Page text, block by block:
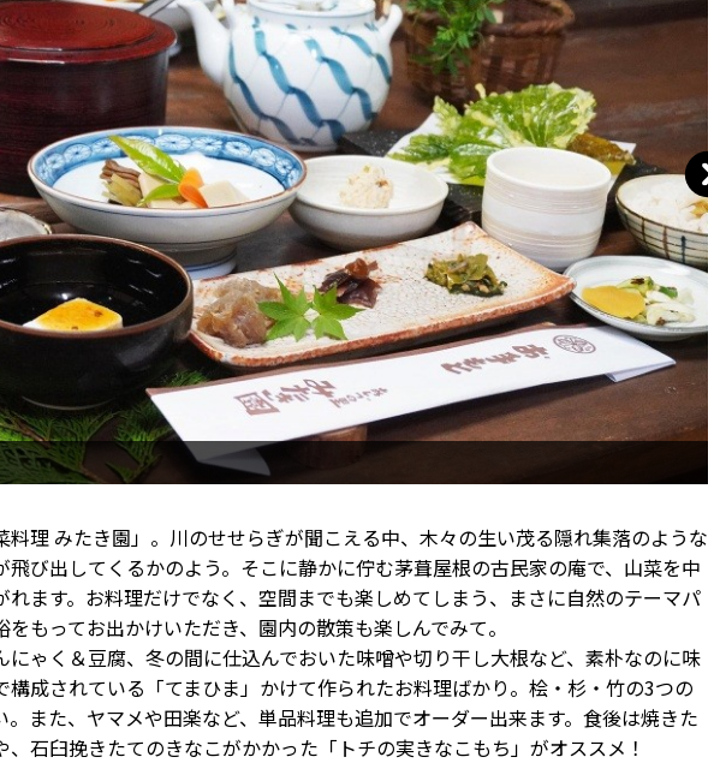
料理 みたき園」。川のせせらぎが聞こえる中、木々の生い茂る隠れ集落のような
飛び出してくるかのよう。そこに静かに佇む茅葺屋根の古民家の庵で、山菜を中
ます。お料理だけでなく、空間までも楽しめてしまう、まさに自然のテーマパ
もってお出かけいただき、園内の散策も楽しんでみて。
ゃく＆豆腐、冬の間に仕込んでおいた味噌や切り干し大根など、素朴なのに味
構成されている「てまひま」かけて作られたお料理ばかり。桧・杉・竹の3つの
。また、ヤマメや田楽など、単品料理も追加でオーダー出来ます。食後は焼きた
石臼挽きたてのきなこがかかった「トチの実きなこもち」がオススメ！